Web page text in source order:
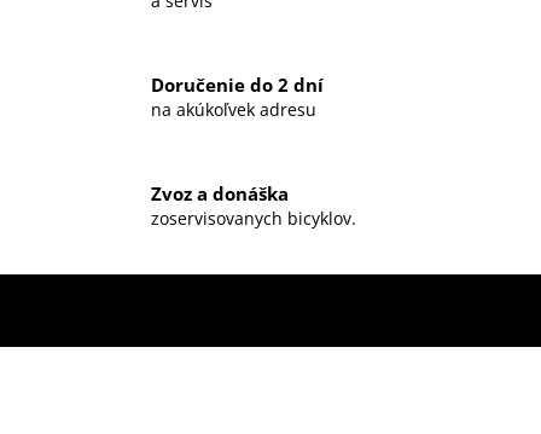
Doručenie do 2 dní
na akúkoľvek adresu
Zvoz a donáška
zoservisovanych bicyklov.